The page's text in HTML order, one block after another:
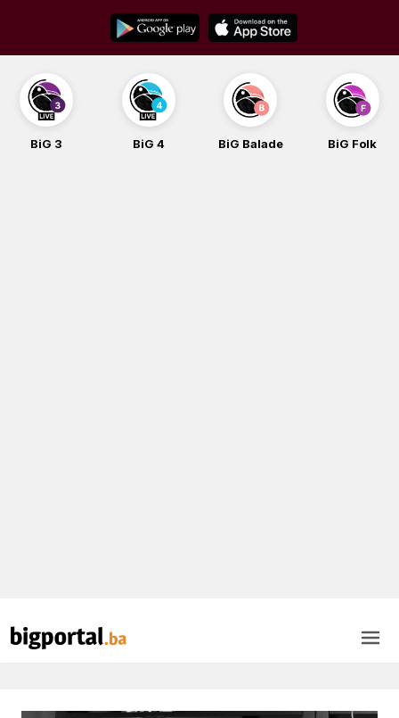
content
BiG 3 BiG 4 BiG Balade BiG Folk